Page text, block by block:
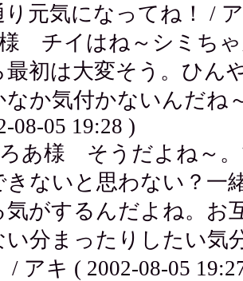
り元気になってね！ /
チイはね～シミちゃ
最初は大変そう。ひん
なか気付かないんだね
08-05 19:28 )
あ様 そうだよね～。
きないと思わない？一
気がするんだよね。お
い分まったりしたい気
/ アキ ( 2002-08-05